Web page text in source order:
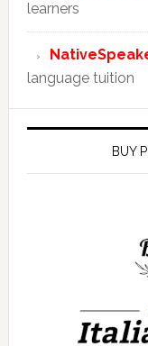
learners
language tuition
BUY